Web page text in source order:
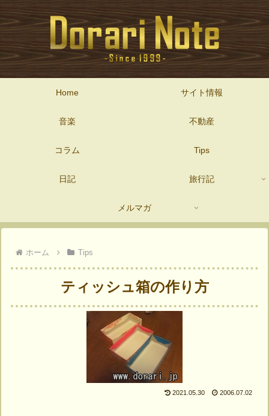
Home サイト情報
音楽 不動産
コラム Tips
日記 旅行記
メルマガ
ホーム Tips
ティッシュ箱の作り方
2021.05.30 2006.07.02